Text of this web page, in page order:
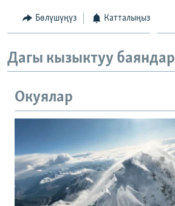
Бөлүшүңүз Катталыңыз
Дагы кызыктуу баяндар
Окуялар